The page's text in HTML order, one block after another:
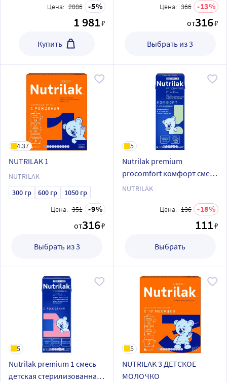
Цена: 2086 5
1 981₽
Купить
Цена: 366
13
от316₽
Выбрать из 3
4.37
NUTRILAK 1
NUTRILAK
300 гр
600 гр
1050 гр
Цена: 351
9
от316₽
Выбрать из 3
5
Nutrilak premium
procomfort комфорт смесь
детская
NUTRILAK
Цена: 136 18
111₽
Выбрать
5
Nutrilak premium 1 смесь
детская стерилизованная
5
NUTRILAK 3 ДЕТСКОЕ
МОЛОЧКО